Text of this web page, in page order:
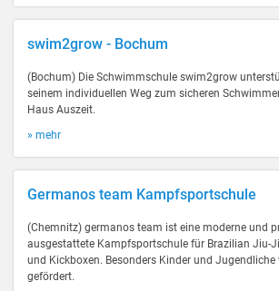
swim2grow - Bochum
(Bochum) Die Schwimmschule swim2grow
seinem individuellen Weg zum sicheren
Haus Auszeit.
» mehr
Germanos team Kampfsportschule
(Chemnitz) germanos team ist eine moderne und
ausgestattete Kampfsportschule für Brazilian Jiu-
und Kickboxen. Besonders Kinder und
gefördert.